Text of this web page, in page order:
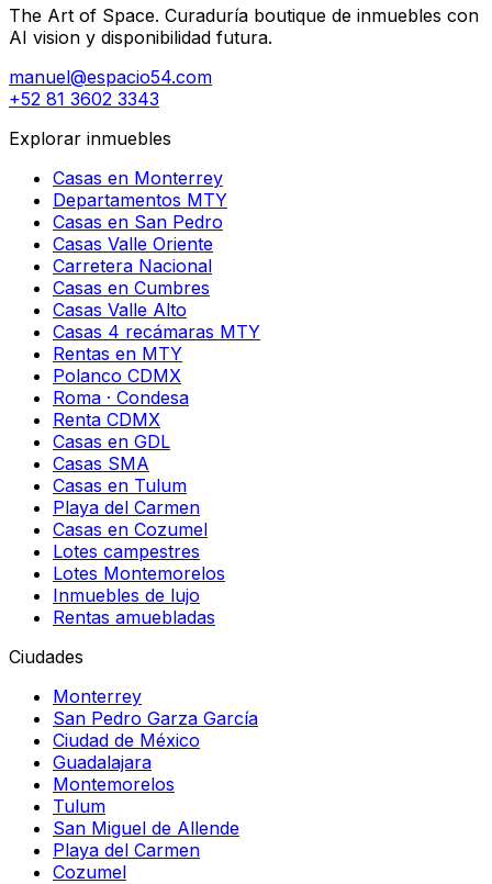
The Art of Space. Curaduría boutique de inmuebles con
AI vision y disponibilidad futura.
manuel@espacio54.com
+52 81 3602 3343
Explorar inmuebles
Casas en Monterrey
Departamentos MTY
Casas en San Pedro
Casas Valle Oriente
Carretera Nacional
Casas en Cumbres
Casas Valle Alto
Casas 4 recámaras MTY
Rentas en MTY
Polanco CDMX
Roma · Condesa
Renta CDMX
Casas en GDL
Casas SMA
Casas en Tulum
Playa del Carmen
Casas en Cozumel
Lotes campestres
Lotes Montemorelos
Inmuebles de lujo
Rentas amuebladas
Ciudades
Monterrey
San Pedro Garza García
Ciudad de México
Guadalajara
Montemorelos
Tulum
San Miguel de Allende
Playa del Carmen
Cozumel